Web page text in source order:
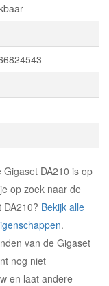
Gigaset DA210 is op
op zoek naar de
Bekijk alle
.
van de Gigaset
nog niet
en laat andere